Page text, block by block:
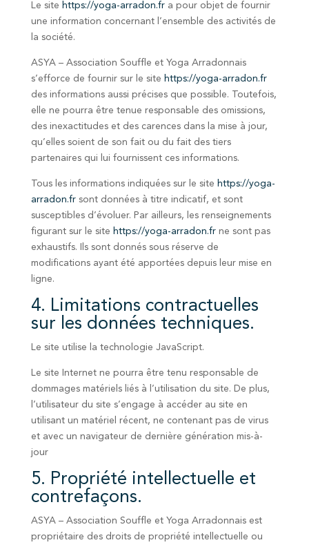
Le site https://yoga-arradon.fra pour objet de fournir
une information concernant l’ensemble des activités de
la société.
ASYA – Association Souffle et Yoga Arradonnais
s’efforce de fournir sur le site https://yoga-arradon.fr
des informations aussi précises que possible. Toutefois,
elle ne pourra être tenue responsable des omissions,
des inexactitudes et des carences dans la mise à jour,
qu’elles soient de son fait ou du fait des tiers
partenaires qui lui fournissent ces informations.
Tous les informations indiquées sur le site https://yoga-
arradon.frsont données à titre indicatif, et sont
susceptibles d’évoluer. Par ailleurs, les renseignements
figurant sur le site https://yoga-arradon.frne sont pas
exhaustifs. Ils sont donnés sous réserve de
modifications ayant été apportées depuis leur mise en
ligne.
4. Limitations contractuelles
sur les données techniques.
Le site utilise la technologie JavaScript.
Le site Internet ne pourra être tenu responsable de
dommages matériels liés à l’utilisation du site. De plus,
l’utilisateur du site s’engage à accéder au site en
utilisant un matériel récent, ne contenant pas de virus
et avec un navigateur de dernière génération mis-à-
jour
5. Propriété intellectuelle et
contrefaçons.
ASYA – Association Souffle et Yoga Arradonnais est
propriétaire des droits de propriété intellectuelle ou